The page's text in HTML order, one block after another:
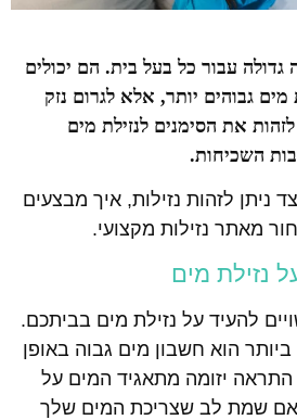
גדולה עבור כל בעל בית. הם יכולים
גבוהים יותר, אלא לגרום נזק
את הסימנים לנזילת מים
השכיחות.
לזהות נזילות, איך מבצעים
מאתר נזילות מקצועי.
נזילת מים
להעיד על נזילת מים בביתכם.
הוא חשבון מים גבוה באופן
התראה יזומה מתאגיד המים על
שמת לב שצריכת המים שלך